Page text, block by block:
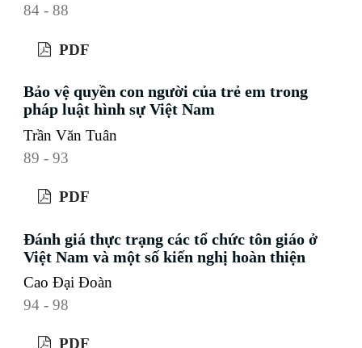
84 - 88
PDF
Bảo vệ quyền con người của trẻ em trong
pháp luật hình sự Việt Nam
Trần Văn Tuân
89 - 93
PDF
Đánh giá thực trạng các tổ chức tôn giáo ở
Việt Nam và một số kiến nghị hoàn thiện
Cao Đại Đoàn
94 - 98
PDF